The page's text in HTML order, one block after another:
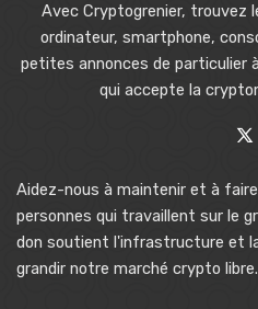
Avec Cryptogrenier, trouvez
ordinateur, smartphone,
petites annonces de particulier
qui accepte la
Aidez-nous à maintenir et à
personnes qui travaillent sur le
don soutient l'infrastructure et
grandir notre marché crypto libre.